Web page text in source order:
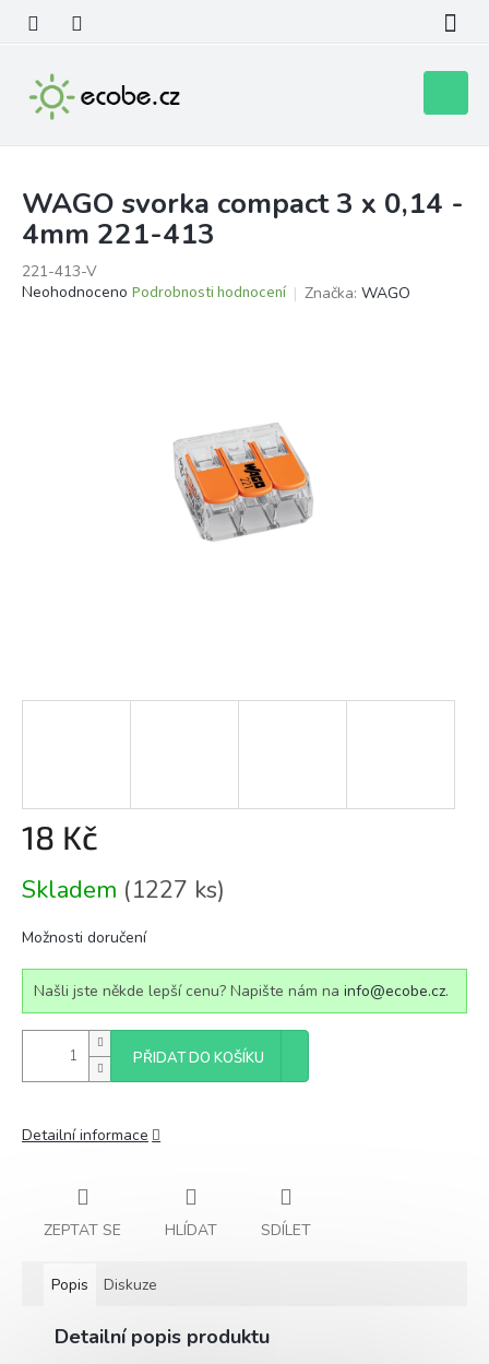
obsah
košík
WAGO svorka compact 3 x 0,14 -
4mm 221-413
221-413-V
Průměrné
Neohodnoceno Podrobnosti hodnocení Značka: WAGO
18 Kč
cena:
Skladem (1227 ks)
Možnosti doručení
Našli jste někde lepší cenu? Napište nám na info@ecobe.cz.
PŘIDAT DO KOŠÍKU
Detailní informace
ZEPTAT SE HLÍDAT SDÍLET
Popis Diskuze
Detailní popis produktu